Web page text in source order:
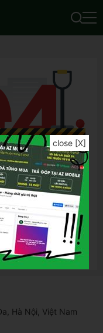
hơn, bạn vui
nhập
hơn
hơn
Hà Nội, Việt Nam
close [X]